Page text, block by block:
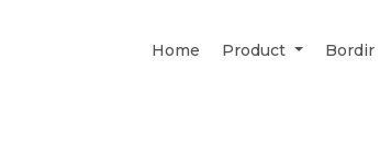
Home Product Bordir